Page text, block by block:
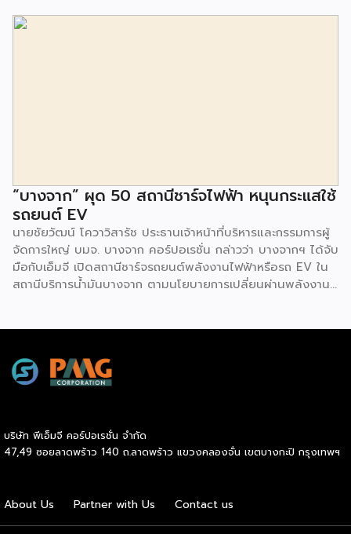
Trends, Coffee & Beverage Trends, Education Trends,
Health & Wellness Trends, E-Commerce Trends,
“บางจาก” ผุด 50 สถานีชาร์จไฟฟ้า หนุนกระแสใช้
รถยนต์ EV
นายชัยวัฒน์ โควาวิสารัช ประธานเจ้าหน้าที่บริหารและกรรมการผู้
จัดการใหญ่ บมจ. บางจาก คอร์ปอเรชั่น กล่าวว่า บางจากฯ ได้จับ
มือกับเอ็มจี เปิดสถานีชาร์จรถยนต์พลังงานไฟฟ้าหรือรถ EV ใน
สถานีบริการน้ำมันบางจาก ตามนโยบายการเปลี่ยนผ่านพลังงาน
สถานีบริการน้ำมันบางจากมีสถานีชาร์จรถ EV ทั้งในกรุงเทพฯ
และต่างจังหวัด ครอบคลุมทั่วประเทศ .โดยความร่วมมือครั้งนี้
สถานีชาร์จรถยนต์ไฟฟ้า “MG Super Charge” ในสถานีบริการ
น้ำมันบางจาก ครอบคลุมทั้งในเขตกรุงเทพฯ นนทบุรีและ
เดือนตุลาคมเป็นต้นไป .ด้านนายจาง ไห่โป กรรมการผู้จัดการ
บริษัท เอสเอไอซี มอเตอร์ – ซีพี จำกัด และ บริษัท […]
บริษัท พีเอ็มจี คอร์ปอเรชั่น จำกัด
47,49 ซอยลาดพร้าว 140 ถ.ลาดพร้าว แขวงคลองจั่น เขตบางกะปิ กรุงเทพฯ
About Us Partner with Us Contact us